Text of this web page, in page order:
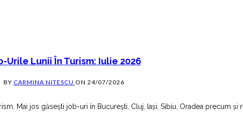
Urile Lunii În Turism: Iulie 2026
BY CARMINA NITESCU ON 24/07/2026
Mai jos găsești job-uri în București, Cluj, Iași, Sibiu, Oradea precum